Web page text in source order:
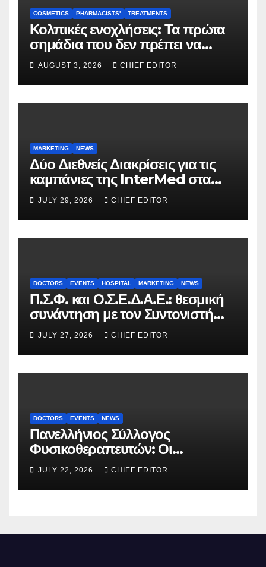
COSMETICS PHARMACISTS' TREATMENTS
Κολπικές ενοχλήσεις: Τα πρώτα
σημάδια που δεν πρέπει να
αγνοούνται
AUGUST 3, 2026 CHIEF EDITOR
MARKETING NEWS
Δύο Διεθνείς Διακρίσεις για τις
καμπάνιες της InterMed στα
FOOH Awards 2026
JULY 29, 2026 CHIEF EDITOR
DOCTORS EVENTS HOSPITAL MARKETING NEWS
Π.Σ.Φ. και Ο.Σ.Ε.Δ.Α.Ε.: θεσμική
συνάντηση με τον Συντονιστή
του Γραφείου του
Πρωθυπουργού
JULY 27, 2026 CHIEF EDITOR
DOCTORS EVENTS NEWS
Πανελλήνιος Σύλλογος
Φυσικοθεραπευτών: Οι
προτάσεις προς τον ΕΟΠΥΥ για
τον περιορισμό του clawback
JULY 22, 2026 CHIEF EDITOR